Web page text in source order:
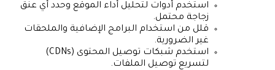
استخدم أدوات لتحليل أداء الموقع وحدد أي عنق
زجاجة محتمل.
قلل من استخدام البرامج الإضافية والملحقات
غير الضرورية.
استخدم شبكات توصيل المحتوى (CDNs)
لتسريع توصيل الملفات.